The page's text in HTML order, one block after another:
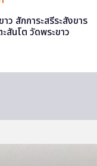
ว สักการะสรีระสังขาร
สันโต วัดพระขาว